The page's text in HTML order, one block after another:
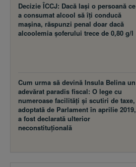
Decizie ÎCCJ: Dacă laşi o persoană ce
a consumat alcool să îţi conducă
maşina, răspunzi penal doar dacă
alcoolemia şoferului trece de 0,80 g/l
Cum urma să devină Insula Belina un
adevărat paradis fiscal: O lege cu
numeroase facilităţi şi scutiri de taxe,
adoptată de Parlament în aprilie 2019,
a fost declarată ulterior
neconstituţională